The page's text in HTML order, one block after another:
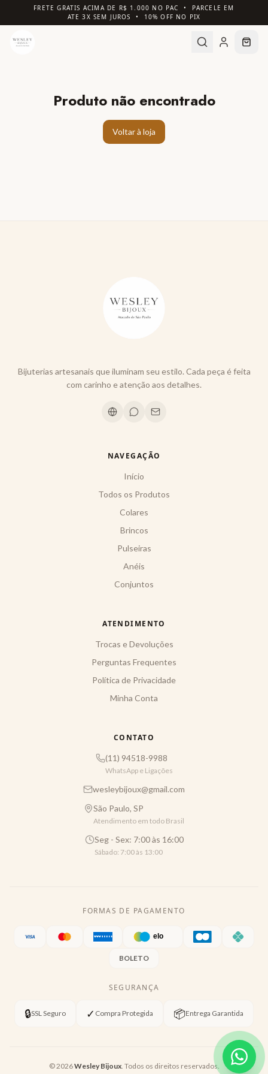
FRETE GRATIS ACIMA DE R$ 1.000 NO PAC • PARCELE EM
ATE 3X SEM JUROS • 10% OFF NO PIX
Produto não encontrado
Voltar à loja
Bijuterias artesanais que iluminam seu estilo. Cada peça é feita
com carinho e atenção aos detalhes.
NAVEGAÇÃO
Início
Todos os Produtos
Colares
Brincos
Pulseiras
Anéis
Conjuntos
ATENDIMENTO
Trocas e Devoluções
Perguntas Frequentes
Política de Privacidade
Minha Conta
CONTATO
(11) 94518-9988
WhatsApp e Ligações
wesleybijoux@gmail.com
São Paulo, SP
Atendimento em todo Brasil
Seg - Sex: 7:00 às 16:00
Sábado: 7:00 às 13:00
FORMAS DE PAGAMENTO
BOLETO
SEGURANÇA
🔒SSL Seguro ✓ Compra Protegida 📦Entrega Garantida
©2026Wesley Bijoux. Todos os direitos reservados.